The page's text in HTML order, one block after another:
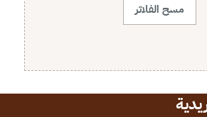
مسح الفلاتر